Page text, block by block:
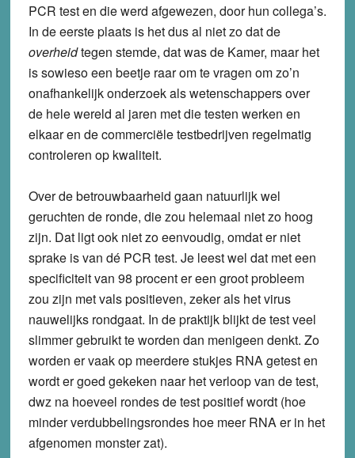
PCR test en die werd afgewezen, door hun collega’s.
In de eerste plaats is het dus al niet zo dat de
overheidtegen stemde, dat was de Kamer, maar het
is sowieso een beetje raar om te vragen om zo’n
onafhankelijk onderzoek als wetenschappers over
de hele wereld al jaren met die testen werken en
elkaar en de commerciële testbedrijven regelmatig
controleren op kwaliteit.
Over de betrouwbaarheid gaan natuurlijk wel
geruchten de ronde, die zou helemaal niet zo hoog
zijn. Dat ligt ook niet zo eenvoudig, omdat er niet
sprake is van dé PCR test. Je leest wel dat met een
specificiteit van 98 procent er een groot probleem
zou zijn met vals positieven, zeker als het virus
nauwelijks rondgaat. In de praktijk blijkt de test veel
slimmer gebruikt te worden dan menigeen denkt. Zo
worden er vaak op meerdere stukjes RNA getest en
wordt er goed gekeken naar het verloop van de test,
dwz na hoeveel rondes de test positief wordt (hoe
minder verdubbelingsrondes hoe meer RNA er in het
afgenomen monster zat).